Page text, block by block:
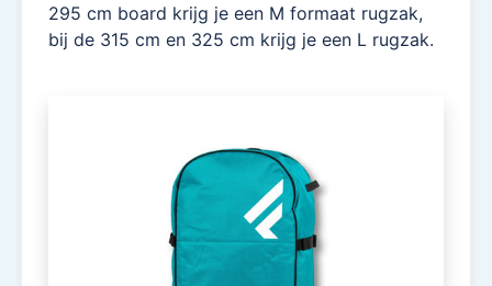
295 cm board krijg je een M formaat rugzak,
bij de 315 cm en 325 cm krijg je een L rugzak.